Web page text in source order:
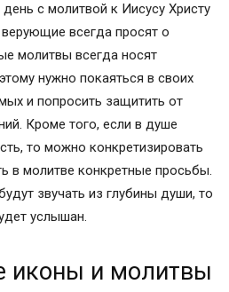
с молитвой к Иисусу Христу
всегда просят о
молитвы всегда носят
нужно покаяться в своих
и попросить защитить от
Кроме того, если в душе
то можно конкретизировать
в молитве конкретные просьбы.
звучать из глубины души, то
услышан.
иконы и молитвы